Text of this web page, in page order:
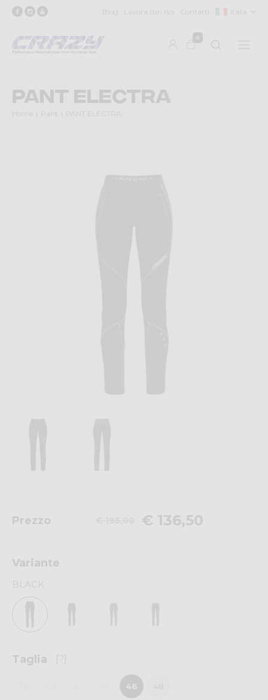
Blog Lavora con noi Contatti Italia
0
PANT ELECTRA
Home Pant PANT ELECTRA
Prezzo € 136,50
Variante
BLACK
Taglia [?]
46